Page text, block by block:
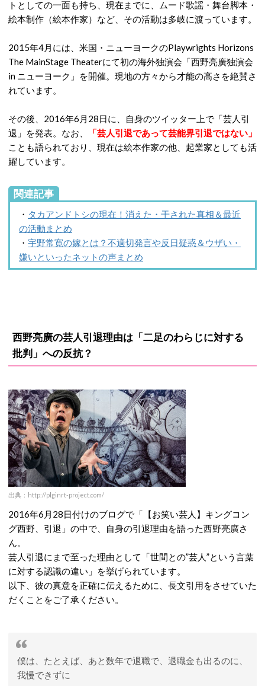
トとしての一面も持ち、現在までに、ムード歌謡・舞台脚本・
絵本制作（絵本作家）など、その活動は多岐に渡っています。
2015年4月には、米国・ニューヨークのPlaywrights Horizons
The MainStage Theaterにて初の海外独演会「西野亮廣独演会
in ニューヨーク」を開催。現地の方々から才能の高さを絶賛さ
れています。
その後、2016年6月28日に、自身のツイッター上で「芸人引
退」を発表。なお、
「芸人引退であって芸能界引退ではない」
ことも語られており、現在は絵本作家の他、起業家としても活
躍しています。
関連記事
・ タカアンドトシの現在！消えた・干された真相＆最近
の活動まとめ
・ 宇野常寛の嫁とは？不適切発言や反日疑惑＆ウザい・
嫌いといったネットの声まとめ
西野亮廣の芸人引退理由は「二足のわらじに対する
批判」への反抗？
出典：http://plginrt-project.com/
2016年6月28日付けのブログで「【お笑い芸人】キングコン
グ西野、引退」の中で、自身の引退理由を語った西野亮廣さ
ん。
芸人引退にまで至った理由として「世間との”芸人”という言葉
に対する認識の違い」を挙げられています。
以下、彼の真意を正確に伝えるために、長文引用をさせていた
だくことをご了承ください。
僕は、たとえば、あと数年で退職で、退職金も出るのに、
我慢できずに